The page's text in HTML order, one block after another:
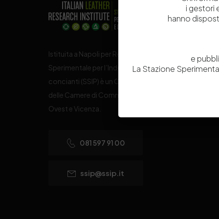
Istituita a Napoli per Regio Decreto nel 1885, la
Sperimentale per l’Industria delle Pelli e delle materie
concianti (SSIP) è un Organismo di Ricerca Nazionale
delle Camere di Commercio di Napoli, Toscana Nord-
Ovest e Vicenza.
081 597 91 00
ssip@ssip.it
i gestori
hanno
e
La Stazione